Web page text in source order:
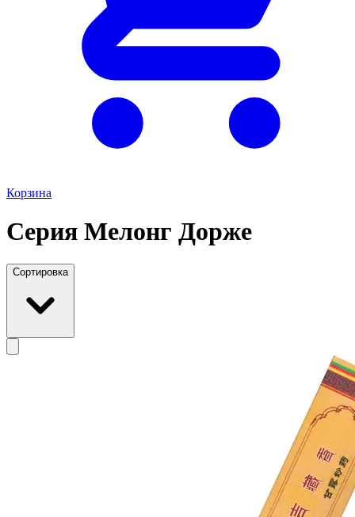
Корзина
Серия Мелонг Дорже
Сортировка